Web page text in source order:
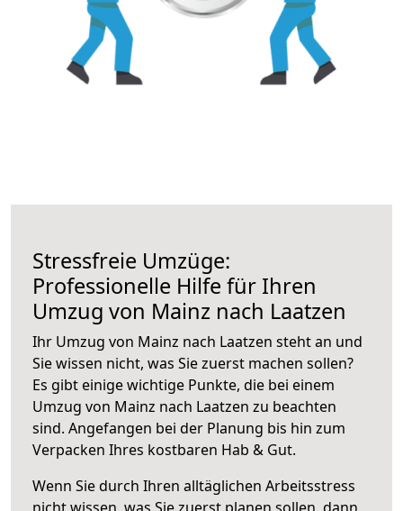
Stressfreie Umzüge:
Professionelle Hilfe für Ihren
Umzug von Mainz nach Laatzen
Ihr Umzug von Mainz nach Laatzen steht an und
Sie wissen nicht, was Sie zuerst machen sollen?
Es gibt einige wichtige Punkte, die bei einem
Umzug von Mainz nach Laatzen zu beachten
sind. Angefangen bei der Planung bis hin zum
Verpacken Ihres kostbaren Hab & Gut.
Wenn Sie durch Ihren alltäglichen Arbeitsstress